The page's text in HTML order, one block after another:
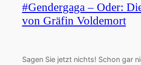
#Gendergaga – Oder:
von Gräfin Voldemort
Sagen Sie jetzt nichts! Schon gar